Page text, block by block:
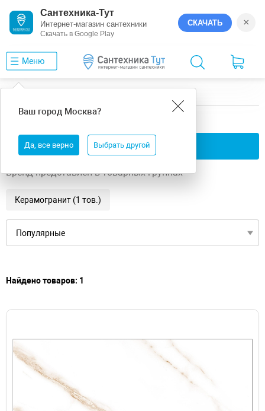
Сантехника-Тут
Интернет-магазин сантехники
Скачать в Google Play
СКАЧАТЬ ×
Меню
Ваш город Москва?
Да, все верно Выбрать другой
GlobalTile Amorantes
Применить фильтры
Бренд представлен в товарных группах
Керамогранит (1 тов.)
Найдено товаров: 1